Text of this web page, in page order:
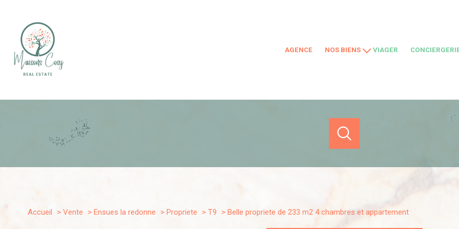
AGENCE NOS BIENS VIAGER
Accueil Vente Ensues la redonne Propriete T9 belle propriete de 233 m2 4 chambres et appartement